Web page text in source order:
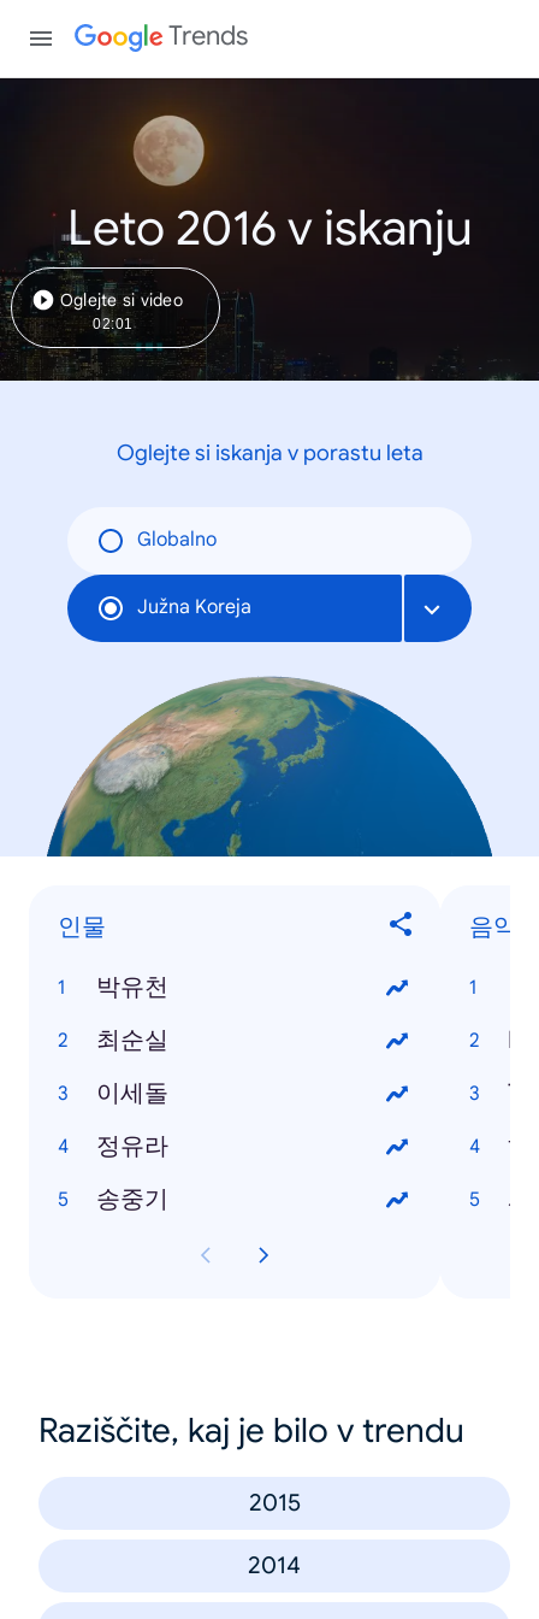
Trends
Leto 2016 v iskanju
Oglejte si video
02:01
Oglejte si iskanja v porastu leta
Globalno
Južna Koreja
인물
박유천
최순실
이세돌
정유라
송중기
음악
하
Raziščite, kaj je bilo v trendu
2015
2014